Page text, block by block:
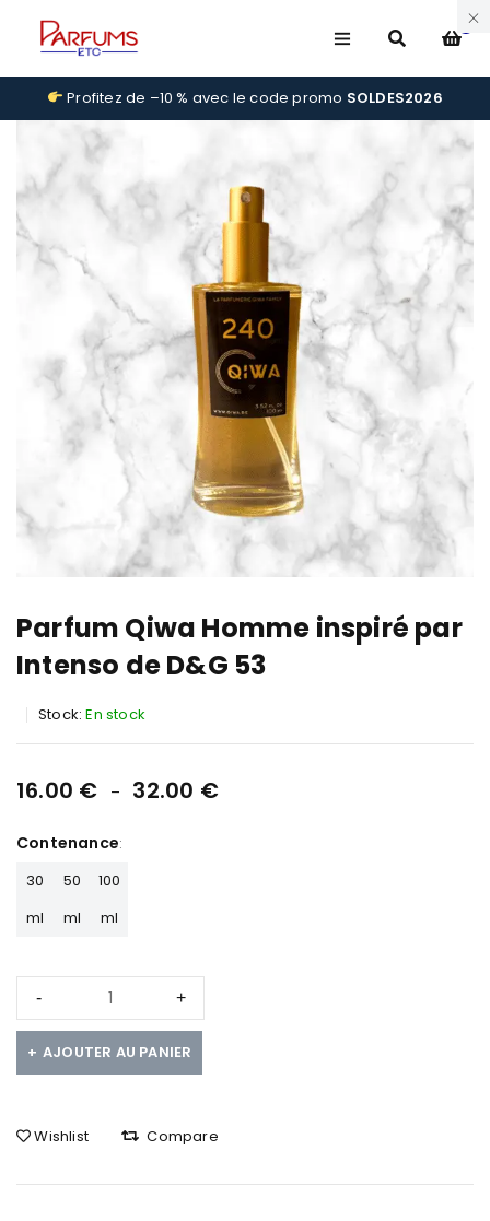
0
Profitez de –10 % avec le code promo SOLDES2026
Parfum Qiwa Homme inspiré par
Intenso de D&G 53
Stock: En stock
16.00 € – 32.00 €
Contenance
30
ml
50
ml
100
ml
AJOUTER AU PANIER
Wishlist Compare